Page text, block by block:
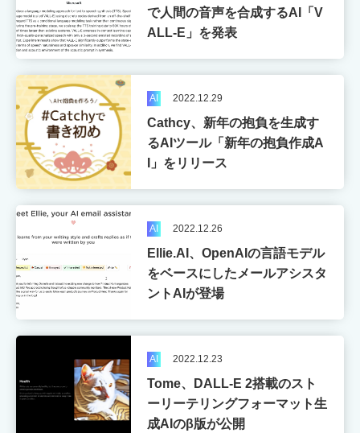
で人間の音声を合成するAI「V
ALL-E」を発表
AI 2022.12.29
Cathcy、新年の抱負を生成す
るAIツール「新年の抱負作成A
I」をリリース
AI 2022.12.26
Ellie.AI、OpenAIの言語モデル
をベースにしたメールアシスタ
ントAIが登場
AI 2022.12.23
Tome、DALL-E 2搭載のスト
ーリーテリングフォーマット生
成AIのβ版が公開